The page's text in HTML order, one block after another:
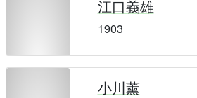
江口義雄
1903
小川薰